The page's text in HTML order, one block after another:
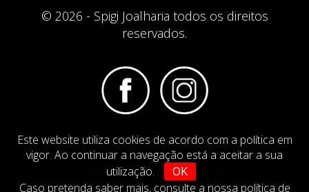
Este website utiliza cookies de acordo com a política em
vigor. Ao continuar a navegação está a aceitar a sua
utilização.
OK
Caso pretenda saber mais, consulte a nossa política de
© 2026 - Spigi Joalharia todos os direitos
reservados.
Termos e Condições Website Politica de Cookies
DESIGN BYIMAGINEVIRTUAL.COM